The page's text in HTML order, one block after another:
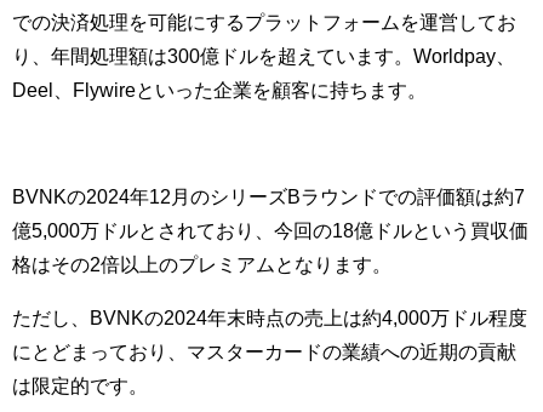
での決済処理を可能にするプラットフォームを運営してお
り、年間処理額は300億ドルを超えています。Worldpay、
Deel、Flywireといった企業を顧客に持ちます。
BVNKの2024年12月のシリーズBラウンドでの評価額は約7
億5,000万ドルとされており、今回の18億ドルという買収価
格はその2倍以上のプレミアムとなります。
ただし、BVNKの2024年末時点の売上は約4,000万ドル程度
にとどまっており、マスターカードの業績への近期の貢献
は限定的です。